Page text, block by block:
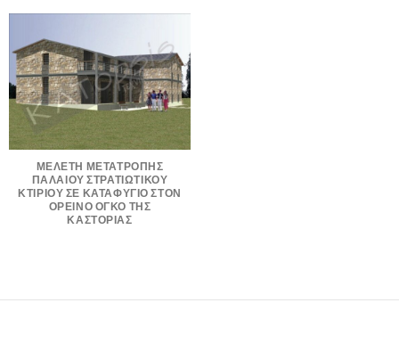
ΜΕΛΕΤΗ ΜΕΤΑΤΡΟΠΗΣ
ΠΑΛΑΙΟΥ ΣΤΡΑΤΙΩΤΙΚΟΥ
ΚΤΙΡΙΟΥ ΣΕ ΚΑΤΑΦΥΓΙΟ ΣΤΟΝ
ΟΡΕΙΝΟ ΟΓΚΟ ΤΗΣ
ΚΑΣΤΟΡΙΑΣ